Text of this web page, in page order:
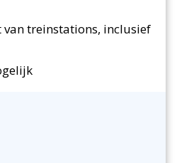
treinstations, inclusief